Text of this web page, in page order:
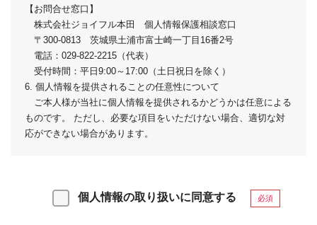
【お問合せ窓口】
株式会社ジョイフル本田 個人情報保護相談窓口
〒300-0813 茨城県土浦市富士崎一丁目16番2号
電話：029-822-2215（代表）
受付時間：平日9:00～17:00（土日祝日を除く）
6. 個人情報を提供されることの任意性について
ご本人様が当社に個人情報を提供されるかどうかは任意による
ものです。 ただし、必要な項目をいただけない場合、適切な対
応ができない場合があります。
必須
個人情報の取り扱いに同意する